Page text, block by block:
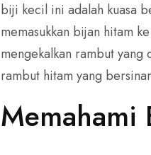
biji kecil ini adalah kuasa
memasukkan bijan hitam
mengekalkan rambut
rambut hitam yang
Memahami